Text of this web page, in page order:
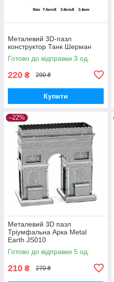
Металевий 3D-пазл
конструктор Танк Шерман
Готово до відправки 3 од.
220 ₴ 290 ₴
Купити
–22%
Металевий 3D пазл
Тріумфальна Арка Metal
Earth JS010
Готово до відправки 5 од.
210 ₴ 270 ₴